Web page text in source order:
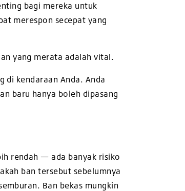
bagi mereka untuk
merespon secepat yang
yang merata adalah vital.
di kendaraan Anda. Anda
baru hanya boleh dipasang
rendah — ada banyak risiko
ban tersebut sebelumnya
Ban bekas mungkin